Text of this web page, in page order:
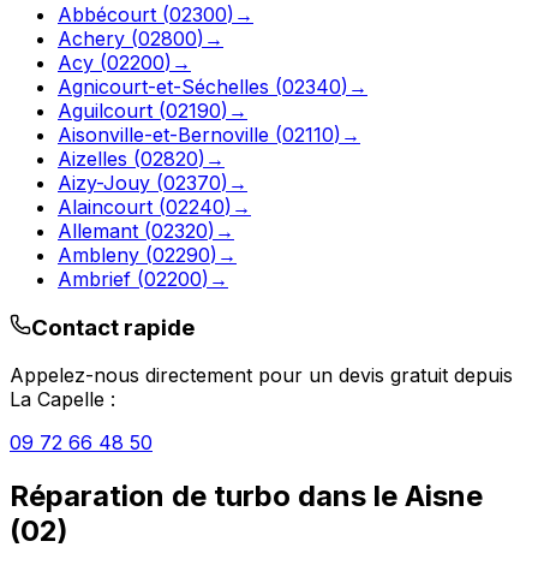
Abbécourt (02300) →
Achery (02800) →
Acy (02200) →
Agnicourt-et-Séchelles (02340) →
Aguilcourt (02190) →
Aisonville-et-Bernoville (02110) →
Aizelles (02820) →
Aizy-Jouy (02370) →
Alaincourt (02240) →
Allemant (02320) →
Ambleny (02290) →
Ambrief (02200) →
Contact rapide
Appelez-nous directement pour un devis gratuit depuis
La Capelle :
09 72 66 48 50
Réparation de turbo dans le Aisne
(02)